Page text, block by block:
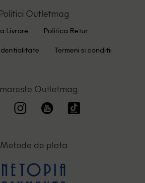
Politici Outletmag
Livrare Politica Retur
Termeni si conditii
Outletmag
Metode de plata